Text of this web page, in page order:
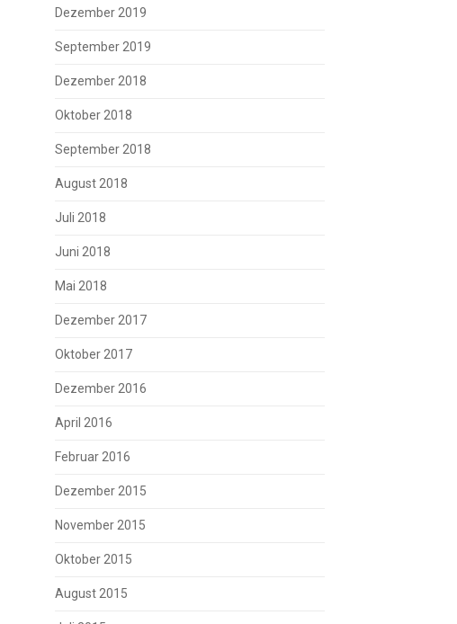
Dezember 2019
September 2019
Dezember 2018
Oktober 2018
September 2018
August 2018
Juli 2018
Juni 2018
Mai 2018
Dezember 2017
Oktober 2017
Dezember 2016
April 2016
Februar 2016
Dezember 2015
November 2015
Oktober 2015
August 2015